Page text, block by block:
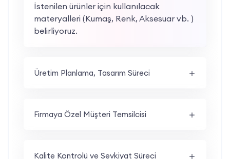
İstenilen ürünler için kullanılacak
materyalleri (Kumaş, Renk, Aksesuar vb. )
belirliyoruz.
Üretim Planlama, Tasarım Süreci
Firmaya Özel Müşteri Temsilcisi
Kalite Kontrolü ve Sevkiyat Süreci